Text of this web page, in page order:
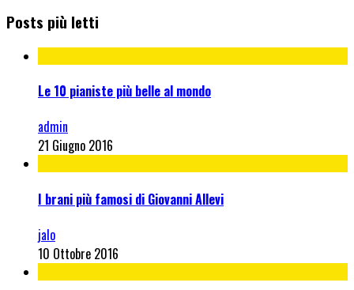
Posts più letti
Le 10 pianiste più belle al mondo
admin
21 Giugno 2016
I brani più famosi di Giovanni Allevi
jalo
10 Ottobre 2016